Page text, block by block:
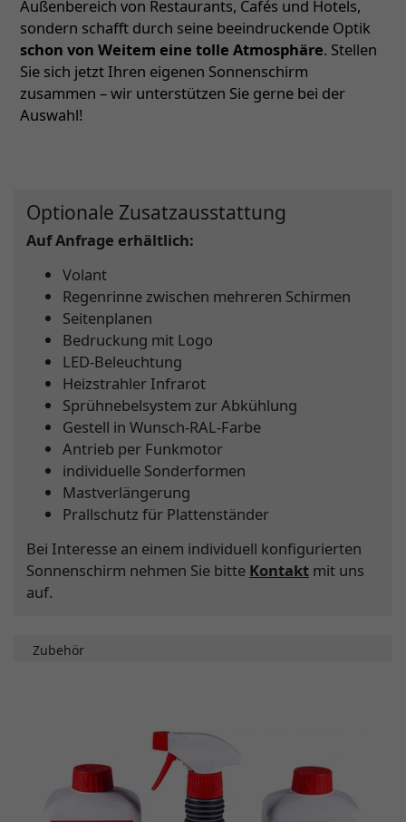
Außenbereich von Restaurants, Cafés und Hotels,
sondern schafft durch seine beeindruckende Optik
schon von Weitem eine tolle Atmosphäre. Stellen
Sie sich jetzt Ihren eigenen Sonnenschirm
zusammen – wir unterstützen Sie gerne bei der
Auswahl!
Optionale Zusatzausstattung
Auf Anfrage erhältlich:
Volant
Regenrinne zwischen mehreren Schirmen
Seitenplanen
Bedruckung mit Logo
LED-Beleuchtung
Heizstrahler Infrarot
Sprühnebelsystem zur Abkühlung
Gestell in Wunsch-RAL-Farbe
Antrieb per Funkmotor
individuelle Sonderformen
Mastverlängerung
Prallschutz für Plattenständer
Bei Interesse an einem individuell konfigurierten
Sonnenschirm nehmen Sie bitte Kontakt mit uns
auf.
Zubehör